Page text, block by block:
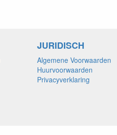
JURIDISCH
Algemene Voorwaarden
Huurvoorwaarden
Privacyverklaring